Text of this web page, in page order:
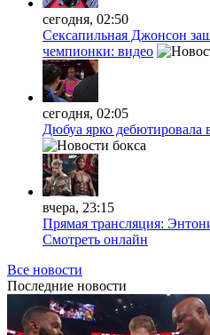
сегодня, 02:50
Сексапильная Джонсон
чемпионки: видео
сегодня, 02:05
Дюбуа ярко дебютировала
вчера, 23:15
Прямая трансляция:
Смотреть онлайн
Все новости
Последние новости